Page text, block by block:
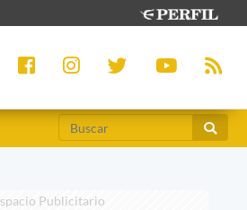
Publicitario